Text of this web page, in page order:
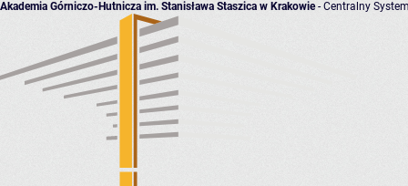
Akademia Górniczo-Hutnicza im. Stanisława Staszica w Krakowie- Centralny